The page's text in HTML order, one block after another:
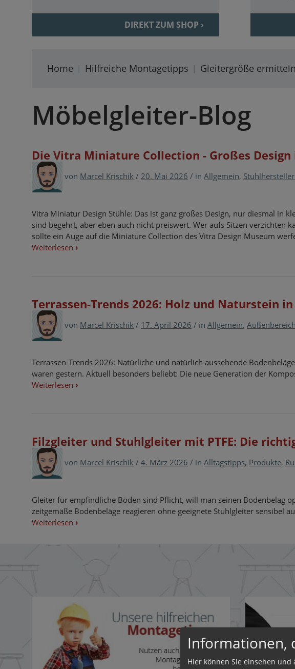
DIREKT ZUM SHOP ›
Home Hilfreiche Montagetipps Gleitergröße ermitteln
Möbelgleiter-Blog
Die Vitra Miniature Collection - Großes
von Marcel Krischik / 20. Mai 2026 / in Allgemein,
Vitra Miniatur Design Stühle: Das ist ganz großes Design, nur diesmal in
sind begehrt, aber eben auch nicht preiswert. Wer aufs Sitzen verzichten
sollte ein Auge auf die Miniature Collection des Vitra Design Museum
Weiterlesen ›
Terrassen-Trends 2026: Holz und Naturstein
von Marcel Krischik / 17. April 2026 / in Allgemein, Außenbereich
Terrassen-Trends 2026: Natürliche und natürlich aussehende
waren gestern. Aktuell besonders beliebt: Die neue Generation der
Weiterlesen ›
Filzgleiter und Stuhlgleiter mit PTFE: Die
von Marcel Krischik / 4. März 2026 / in Alltagstipps, Produkte,
Gleiter für empfindliche Böden sind Pflicht, will man seinen Bodenbelag
zeitgemäße Bodenbeläge reagieren ohne geeignete Stuhlgleiter sensibel
Weiterlesen ›
Informationen,
Hier können Sie einsehen